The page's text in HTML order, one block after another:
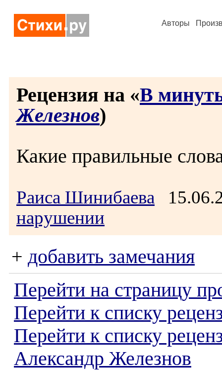
Авторы
Рецензия на «В
Железнов)
Какие правильные
Раиса Шинибаева
нарушении
+ добавить замечания
Перейти на страницу
Перейти к списку
Перейти к списку
Александр Железнов